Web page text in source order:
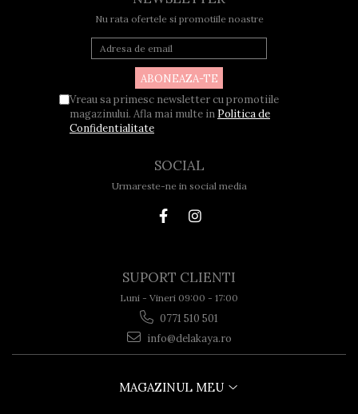
Nu rata ofertele si promotiile noastre
Vreau sa primesc newsletter cu promotiile
magazinului. Afla mai multe in Politica de
Confidentialitate
SOCIAL
Urmareste-ne in social media
SUPORT CLIENTI
Luni - Vineri 09:00 - 17:00
0771 510 501
info@delakaya.ro
MAGAZINUL MEU